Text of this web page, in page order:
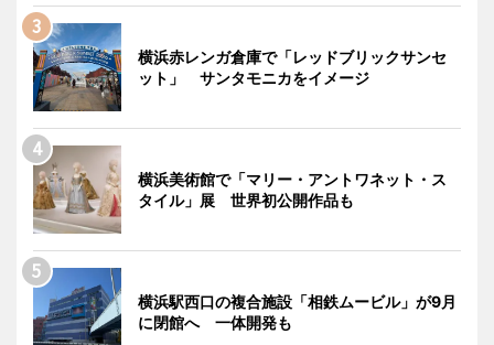
横浜赤レンガ倉庫で「レッドブリックサンセ
ット」 サンタモニカをイメージ
横浜美術館で「マリー・アントワネット・ス
タイル」展 世界初公開作品も
横浜駅西口の複合施設「相鉄ムービル」が9月
に閉館へ 一体開発も